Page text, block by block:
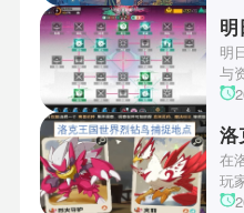
机
玩
家
明
与
操
丰
战
心
和
在
玩
地